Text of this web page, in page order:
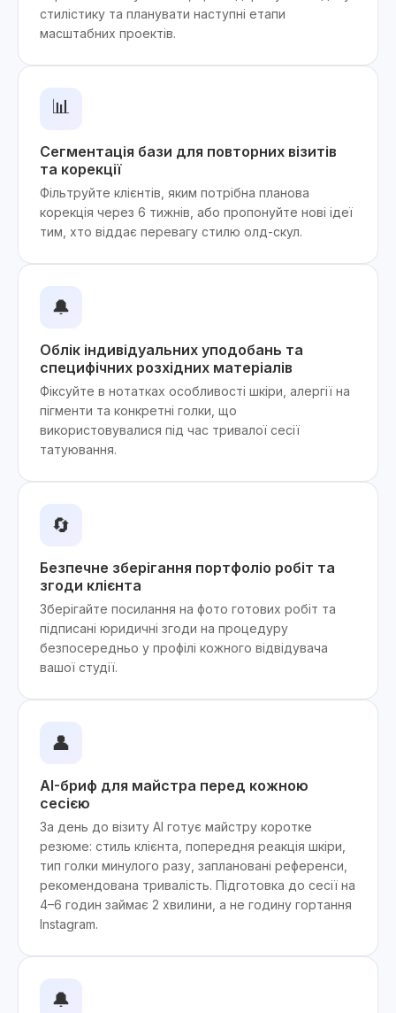
стилістику та планувати наступні етапи
масштабних проектів.
📊
Сегментація бази для повторних візитів
та корекції
Фільтруйте клієнтів, яким потрібна планова
корекція через 6 тижнів, або пропонуйте нові ідеї
тим, хто віддає перевагу стилю олд-скул.
🔔
Облік індивідуальних уподобань та
специфічних розхідних матеріалів
Фіксуйте в нотатках особливості шкіри, алергії на
пігменти та конкретні голки, що
використовувалися під час тривалої сесії
татуювання.
🔄
Безпечне зберігання портфоліо робіт та
згоди клієнта
Зберігайте посилання на фото готових робіт та
підписані юридичні згоди на процедуру
безпосередньо у профілі кожного відвідувача
вашої студії.
👤
AI-бриф для майстра перед кожною
сесією
За день до візиту AI готує майстру коротке
резюме: стиль клієнта, попередня реакція шкіри,
тип голки минулого разу, заплановані референси,
рекомендована тривалість. Підготовка до сесії на
4–6 годин займає 2 хвилини, а не годину гортання
Instagram.
🔔